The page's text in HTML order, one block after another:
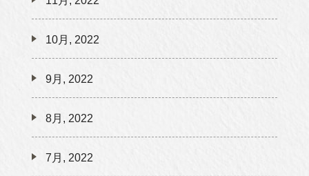
10月, 2022
9月, 2022
8月, 2022
7月, 2022